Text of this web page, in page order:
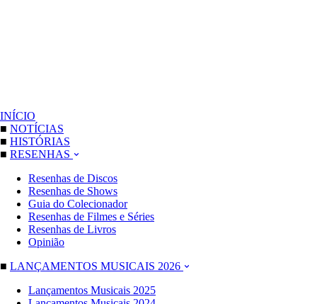
INÍCIO
■ NOTÍCIAS
■ HISTÓRIAS
■ RESENHAS
Resenhas de Discos
Resenhas de Shows
Guia do Colecionador
Resenhas de Filmes e Séries
Resenhas de Livros
Opinião
■ LANÇAMENTOS MUSICAIS 2026
Lançamentos Musicais 2025